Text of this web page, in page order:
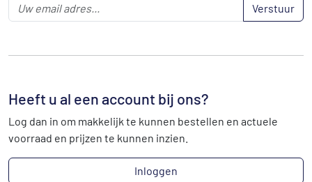
Verstuur
Heeft u al een account bij ons?
Log dan in om makkelijk te kunnen bestellen en actuele
voorraad en prijzen te kunnen inzien.
Inloggen